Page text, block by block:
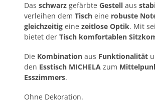
Das schwarz gefärbte Gestell aus
verleihen dem Tisch eine robuste
gleichzeitig eine zeitlose Optik. Mit
bietet der Tisch komfortablen
Die Kombination aus Funktionalität
den Esstisch MICHELA zum
Esszimmers.
Ohne Dekoration.